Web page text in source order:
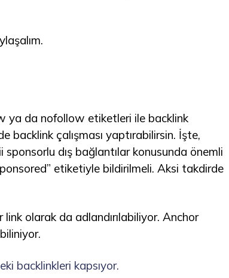
ya da nofollow etiketleri ile backlink
backlink çalışması yaptırabilirsin. İşte,
dış bağlantılar konusunda önemli
etiketiyle bildirilmeli. Aksi takdirde
olarak da adlandırılabiliyor. Anchor
backlinkleri kapsıyor.